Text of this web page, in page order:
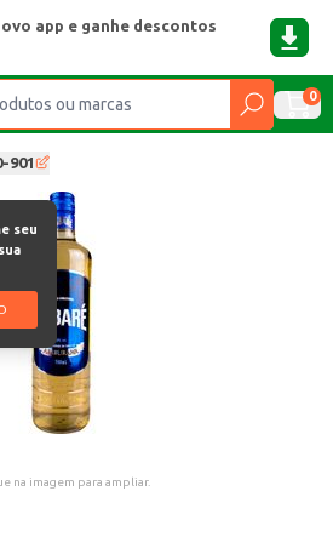
app e ganhe descontos
0
901
seu
na imagem para ampliar.